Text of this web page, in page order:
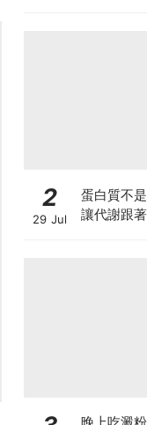
2
29 Jul
蛋白質不
讓代謝跟